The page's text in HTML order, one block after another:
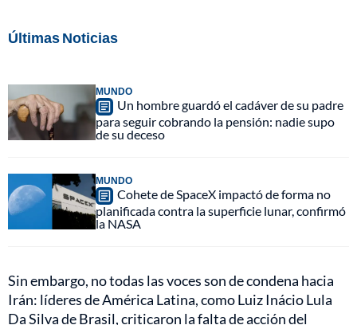
Últimas Noticias
MUNDO
Un hombre guardó el cadáver de su padre
para seguir cobrando la pensión: nadie supo
de su deceso
MUNDO
Cohete de SpaceX impactó de forma no
planificada contra la superficie lunar, confirmó
la NASA
Sin embargo, no todas las voces son de condena hacia
Irán: líderes de América Latina, como Luiz Inácio Lula
Da Silva de Brasil, criticaron la falta de acción del